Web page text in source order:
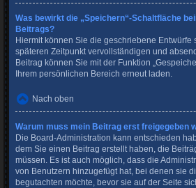
Was bewirkt die „Speichern“-Schaltfläche
Beitrags?
Hiermit können Sie die geschriebene Entwürfe
späteren Zeitpunkt vervollständigen und
Beitrag können Sie mit der Funktion
Ihrem persönlichen Bereich erneut laden.
Nach oben
Warum muss mein Beitrag erst freigegeben
Die Board-Administration kann entschieden
dem Sie einen Beitrag erstellt haben, die
müssen. Es ist auch möglich, dass die
von Benutzern hinzugefügt hat, bei denen sie
begutachten möchte, bevor sie auf der Seite